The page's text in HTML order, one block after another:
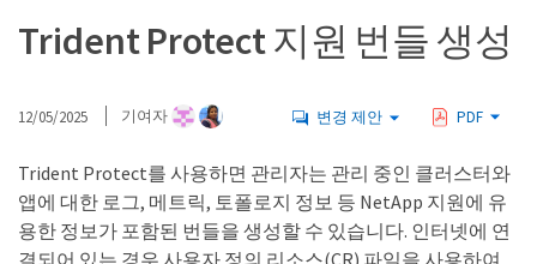
Trident Protect 지원 번들 생성
12/05/2025 기여자 변경 제안 PDF
Trident Protect를 사용하면 관리자는 관리 중인 클러스터와
앱에 대한 로그, 메트릭, 토폴로지 정보 등 NetApp 지원에 유
용한 정보가 포함된 번들을 생성할 수 있습니다. 인터넷에 연